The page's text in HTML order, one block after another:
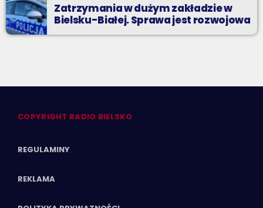
Zatrzymania w dużym zakładzie w
Bielsku-Białej. Sprawa jest rozwojowa
COPYRIGHT RADIO BIELSKO
REGULAMINY
REKLAMA